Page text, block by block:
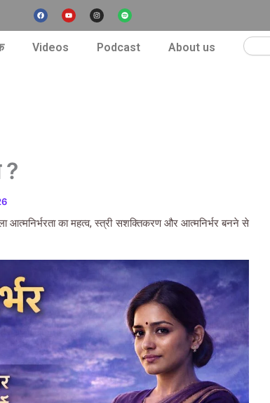
F
a
c
e
o
o
Y
o
u
t
e
I
n
s
t
g
r
S
p
o
t
f
y
Videos Podcast About us Search
?
आत्मनिर्भरता का महत्व, स्त्री सशक्तिकरण और आत्मनिर्भर बनने से